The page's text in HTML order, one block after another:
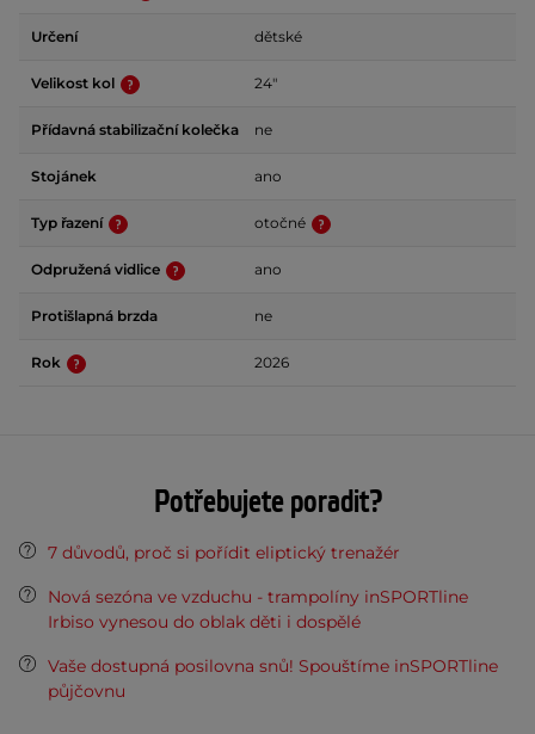
Určení dětské
Velikost kol 24"
Přídavná stabilizační kolečka ne
Stojánek ano
Typ řazení otočné
Odpružená vidlice ano
Protišlapná brzda ne
Rok 2026
Potřebujete poradit?
7 důvodů, proč si pořídit eliptický trenažér
Nová sezóna ve vzduchu - trampolíny inSPORTline
Irbiso vynesou do oblak děti i dospělé
Vaše dostupná posilovna snů! Spouštíme inSPORTline
půjčovnu